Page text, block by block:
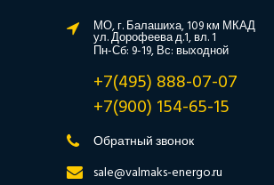
МО, г. Балашиха, 109 км МКАД
ул. Дорофеева д.1, вл. 1
Пн-Сб: 9-19, Вс: выходной
+7(495) 888-07-07
+7(900) 154-65-15
Обратный звонок
sale@valmaks-energo.ru